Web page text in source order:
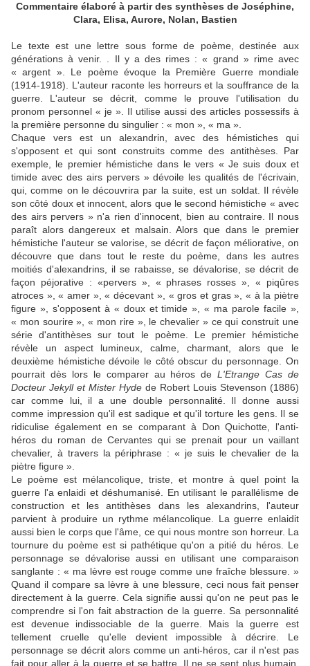
Commentaire élaboré à partir des synthèses de Joséphine,
Clara, Elisa, Aurore, Nolan, Bastien
Le texte est une lettre sous forme de poème, destinée aux
générations à venir. . Il y a des rimes : « grand » rime avec
« argent ». Le poème évoque la Première Guerre mondiale
(1914-1918). L'auteur raconte les horreurs et la souffrance de la
guerre. L'auteur se décrit, comme le prouve l'utilisation du
pronom personnel « je ». Il utilise aussi des articles possessifs à
la première personne du singulier : « mon », « ma ».
Chaque vers est un alexandrin, avec des hémistiches qui
s'opposent et qui sont construits comme des antithèses. Par
exemple, le premier hémistiche dans le vers « Je suis doux et
timide avec des airs pervers » dévoile les qualités de l'écrivain,
qui, comme on le découvrira par la suite, est un soldat. Il révèle
son côté doux et innocent, alors que le second hémistiche « avec
des airs pervers » n'a rien d'innocent, bien au contraire. Il nous
paraît alors dangereux et malsain. Alors que dans le premier
hémistiche l'auteur se valorise, se décrit de façon méliorative, on
découvre que dans tout le reste du poème, dans les autres
moitiés d'alexandrins, il se rabaisse, se dévalorise, se décrit de
façon péjorative : «pervers », « phrases rosses », « piqûres
atroces », « amer », « décevant », « gros et gras », « à la piètre
figure », s'opposent à « doux et timide », « ma parole facile »,
« mon sourire », « mon rire », le chevalier » ce qui construit une
série d'antithèses sur tout le poème. Le premier hémistiche
révèle un aspect lumineux, calme, charmant, alors que le
deuxième hémistiche dévoile le côté obscur du personnage. On
pourrait dès lors le comparer au héros deL'Etrange Cas de
Docteur Jekyll et Mister Hyde de Robert Louis Stevenson (1886)
car comme lui, il a une double personnalité. Il donne aussi
comme impression qu'il est sadique et qu'il torture les gens. Il se
ridiculise également en se comparant à Don Quichotte, l'anti-
héros du roman de Cervantes qui se prenait pour un vaillant
chevalier, à travers la périphrase : « je suis le chevalier de la
piètre figure ».
Le poème est mélancolique, triste, et montre à quel point la
guerre l'a enlaidi et déshumanisé. En utilisant le parallélisme de
construction et les antithèses dans les alexandrins, l'auteur
parvient à produire un rythme mélancolique. La guerre enlaidit
aussi bien le corps que l'âme, ce qui nous montre son horreur. La
tournure du poème est si pathétique qu'on a pitié du héros. Le
personnage se dévalorise aussi en utilisant une comparaison
sanglante : « ma lèvre est rouge comme une fraîche blessure. »
Quand il compare sa lèvre à une blessure, ceci nous fait penser
directement à la guerre. Cela signifie aussi qu'on ne peut pas le
comprendre si l'on fait abstraction de la guerre. Sa personnalité
est devenue indissociable de la guerre. Mais la guerre est
tellement cruelle qu'elle devient impossible à décrire. Le
personnage se décrit alors comme un anti-héros, car il n'est pas
fait pour aller à la guerre et se battre. Il ne se sent plus humain,